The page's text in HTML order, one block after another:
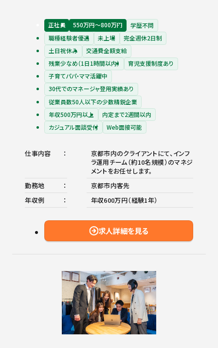
正社員 550万円〜800万円
学歴不問
職種経験者優遇
未上場
完全週休2日制
土日祝休み
交通費全額支給
残業少なめ（1日1時間以内）
育児支援制度あり
子育てパパ・ママ活躍中
30代でのマネージャ登用実績あり
従業員数50人以下の少数精鋭企業
年収500万円以上
内定まで2週間以内
カジュアル面談受付
Web面接可能
仕事内容
京都市内のクライアントにて、インフ
ラ運用チーム（約10名規模）のマネジ
メントをお任せします。
勤務地
京都市内客先
年収例
年収600万円（経験1年）
求人詳細を見る